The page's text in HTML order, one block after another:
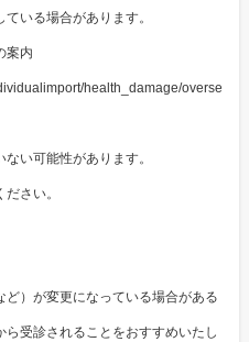
いる場合があります。
案内
health_damage/overse
い可能性があります。
さい。
）が変更になっている場合がある
受診されることをおすすめいたし